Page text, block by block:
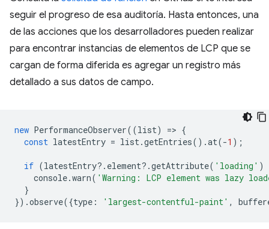
seguir el progreso de esa auditoría. Hasta entonces, una
de las acciones que los desarrolladores pueden realizar
para encontrar instancias de elementos de LCP que se
cargan de forma diferida es agregar un registro más
detallado a sus datos de campo.
new PerformanceObserver((list) => {
const latestEntry = list.getEntries().at(-1 );
if (latestEntry? . element? .getAttribute( 'loading' )
console.warn( 'Warning: LCP element was lazy
}
}).observe({type : 'largest-contentful-paint' ,